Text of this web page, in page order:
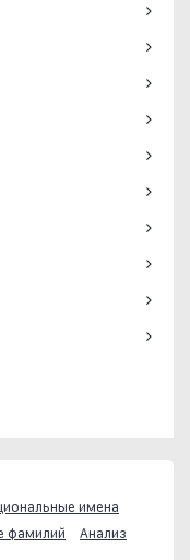
имена
фамилий
Анализ